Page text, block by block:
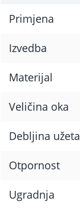
Primjena
Izvedba
Materijal
Veličina oka
Debljina užeta
Otpornost
Ugradnja